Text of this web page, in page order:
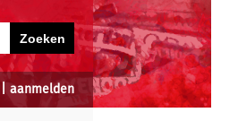
aanmelden